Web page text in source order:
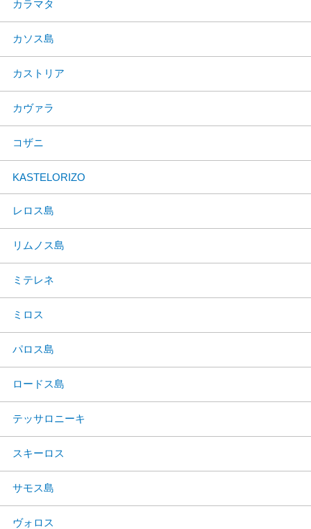
カラマタ
カソス島
カストリア
カヴァラ
コザニ
KASTELORIZO
レロス島
リムノス島
ミテレネ
ミロス
パロス島
ロードス島
テッサロニーキ
スキーロス
サモス島
ヴォロス